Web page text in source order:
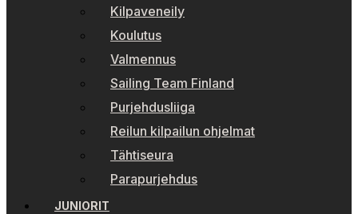
Kilpaveneily
Koulutus
Valmennus
Sailing Team Finland
Purjehdusliiga
Reilun kilpailun ohjelmat
Tähtiseura
Parapurjehdus
JUNIORIT